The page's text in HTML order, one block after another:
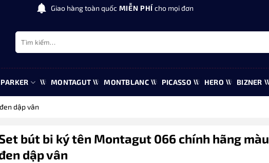
Giao hàng toàn quốc MIỄN PHÍcho mọi đơn
Tìm
kiếm:
PARKER MONTAGUT MONTBLANC PICASSO HERO BIZNER
dập vân
bút bi ký tên Montagut 066 chính hãng màu
dập vân